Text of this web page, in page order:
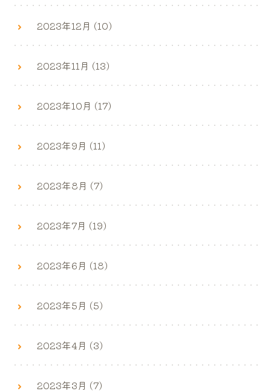
2023年12月 (10)
2023年11月 (13)
2023年10月 (17)
2023年9月 (11)
2023年8月 (7)
2023年7月 (19)
2023年6月 (18)
2023年5月 (5)
2023年4月 (3)
2023年3月 (7)